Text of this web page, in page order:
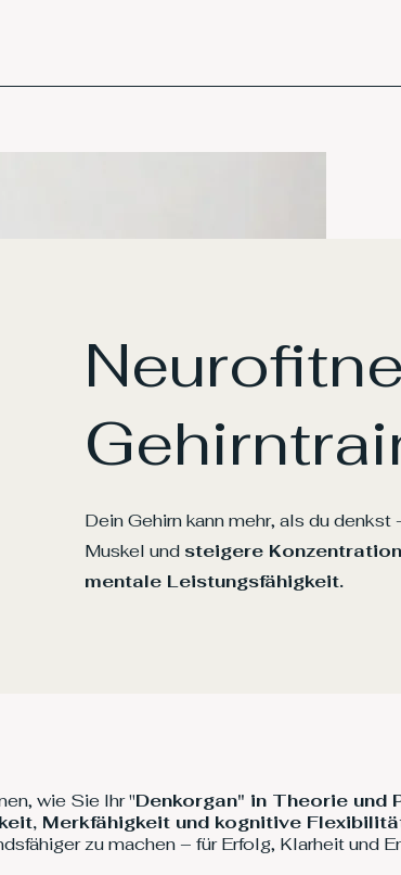
Dein Gehirn kann mehr, als du
Muskel und steigere
mentale Leistungsfähigkeit.
wie Sie Ihr "Denkorgan" in Theorie und
Merkfähigkeit und kognitive
zu machen – für Erfolg, Klarheit und